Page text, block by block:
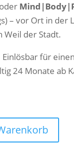
– vor Ort in der
Weil der Stadt.
Einlösbar für
24 Monate ab